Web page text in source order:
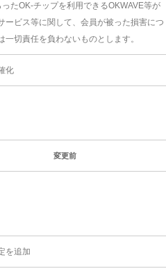
ったOK-チップを利用できるOKWAVE等が
ービス等に関して、会員が被った損害につ
一切責任を負わないものとします。
化
変更前
を追加